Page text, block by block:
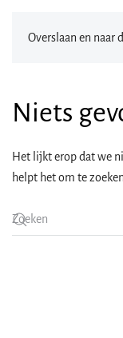
Overslaan en naar
Niets
Het lijkt erop dat we
helpt het om te zoeken.